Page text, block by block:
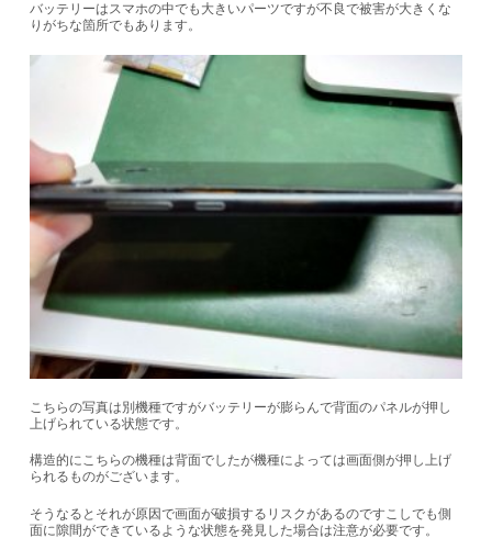
バッテリーはスマホの中でも大きいパーツですが不良で被害が大きくな
りがちな箇所でもあります。
こちらの写真は別機種ですがバッテリーが膨らんで背面のパネルが押し
上げられている状態です。
構造的にこちらの機種は背面でしたが機種によっては画面側が押し上げ
られるものがございます。
そうなるとそれが原因で画面が破損するリスクがあるのですこしでも側
面に隙間ができているような状態を発見した場合は注意が必要です。